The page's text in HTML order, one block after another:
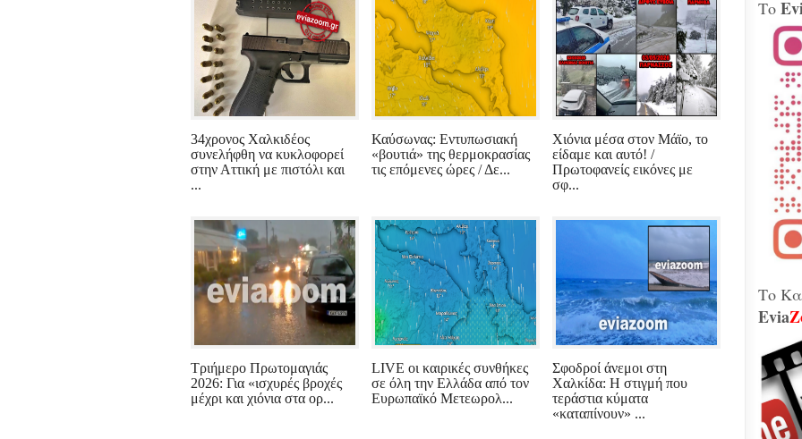
34χρονος Χαλκιδέος
συνελήφθη να κυκλοφορεί
στην Αττική με πιστόλι και
...
Καύσωνας: Εντυπωσιακή
«βουτιά» της θερμοκρασίας
τις επόμενες ώρες / Δε...
Χιόνια μέσα στον Μάϊο, το
είδαμε και αυτό! /
Πρωτοφανείς εικόνες με
σφ...
Τριήμερο Πρωτομαγιάς
2026: Για «ισχυρές βροχές
μέχρι και χιόνια στα ορ...
LIVE οι καιρικές συνθήκες
σε όλη την Ελλάδα από τον
Ευρωπαϊκό Μετεωρολ...
Σφοδροί άνεμοι στη
Χαλκίδα: Η στιγμή που
τεράστια κύματα
«καταπίνουν» ...
240
Τα
το
Στα
Το
Το
Evia